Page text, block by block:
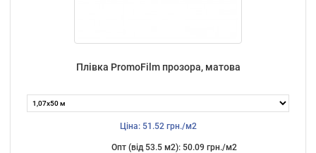
Плівка PromoFilm прозора, матова
Ціна: 51.52 грн./м2
Опт (від 53.5 м2): 50.09 грн./м2